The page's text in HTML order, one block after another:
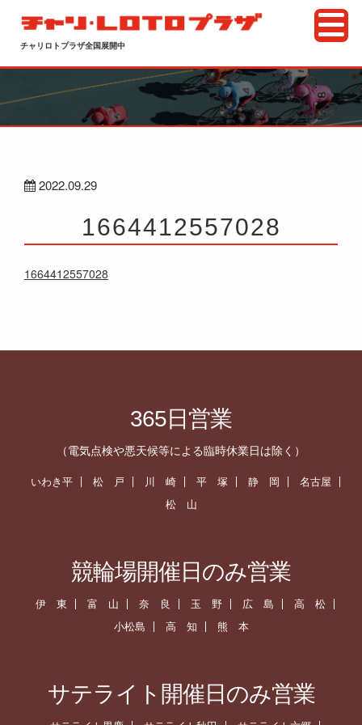
チャリロトプラザ全国展開中
2022.09.29
1664412557028
1664412557028
365日営業
（電気点検や悪天候等による臨時休業日は除く）
いわき平 松 戸 川 崎 平 塚 静 岡
名古屋
松 山
競輪場開催日のみ営業
伊 東 富 山 奈 良 玉 野 広 島
高 松
小松島
高 知 熊 本
サテライト開催日のみ営業